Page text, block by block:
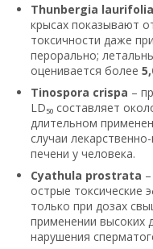
Thunbergia laurifolia
крысах показывают
токсичности даже
перорально;
оценивается более
Tinospora crispa –
LD₅₀ составляет
длительном
случаи
печени у человека.
Cyathula prostrata
острые
только при дозах
применении высоких
нарушения